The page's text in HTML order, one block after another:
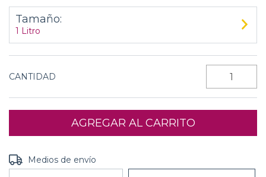
Tamaño:
1 Litro
CANTIDAD
Entregas para el CP:
Medios de envío